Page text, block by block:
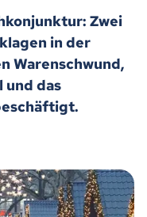
Zwei
in der
Warenschwund,
und das